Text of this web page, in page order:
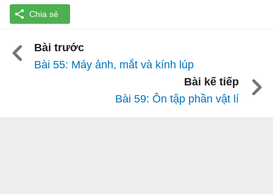
Bài trước
Bài 55: Máy ảnh, mắt và kính lúp
Bài kế tiếp
Bài 59: Ôn tập phần vật lí